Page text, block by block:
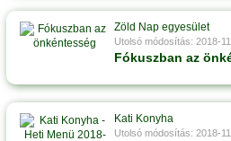
Zöld Nap egyesület
Utolsó módosítás: 2018-
Fókuszban az
Kati Konyha
Utolsó módosítás: 2018-